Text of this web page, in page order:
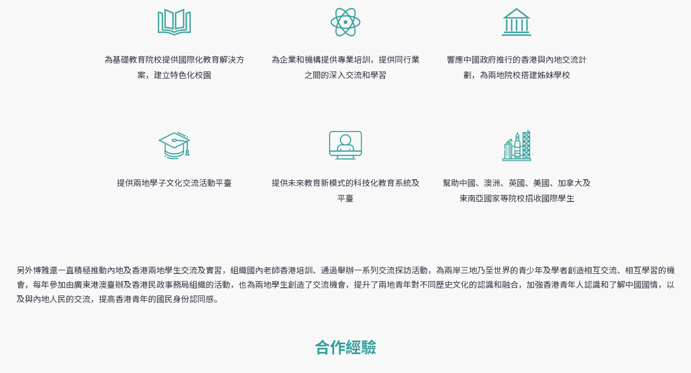
為基礎教育院校提供國際化教育解決方
案，建立特色化校園
為企業和機構提供專業培訓，提供同行業
之間的深入交流和學習
響應中國政府推行的香港與內地交流計
劃，為兩地院校搭建姊妹學校
提供兩地學子文化交流活動平臺
提供未來教育新模式的科技化教育系統及
平臺
幫助中國、澳洲、英國、美國、加拿大及
東南亞國家等院校招收國際學生
另外博雅還一直積極推動內地及香港兩地學生交流及實習，組織國內老師香港培訓、通過舉辦一系列交流探訪活動，為兩岸三地乃至世界的青少年及學者創造相互交流、相互學習的機
會，每年參加由廣東港澳臺辦及香港民政事務局組織的活動，也為兩地學生創造了交流機會，提升了兩地青年對不同歷史文化的認識和融合，加強香港青年人認識和了解中國國情，以
及與內地人民的交流，提高香港青年的國民身份認同感。
合作經驗